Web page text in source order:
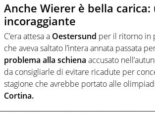
Anche Wierer è bella
incoraggiante
C’era attesa a Oestersund per il ritorno in
che aveva saltato l’intera annata passata
problema alla schiena accusato
da consigliarle di evitare ricadute per
stagione che avrebbe portato alle
Cortina.